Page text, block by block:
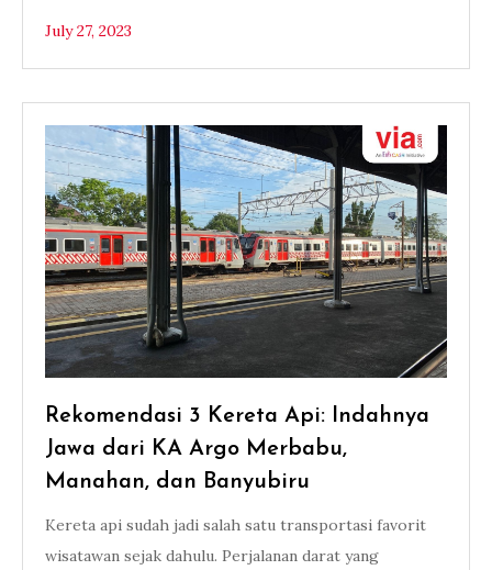
July 27, 2023
Rekomendasi 3 Kereta Api: Indahnya
Jawa dari KA Argo Merbabu,
Manahan, dan Banyubiru
Kereta api sudah jadi salah satu transportasi favorit
wisatawan sejak dahulu. Perjalanan darat yang